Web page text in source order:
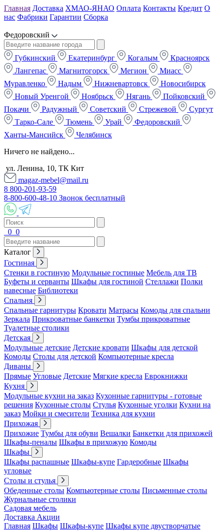
Главная Доставка ХМАО-ЯНАО Оплата Контакты Кредит О
нас Фабрики Гарантии Сборка
Федоровский
Губкинский Екатеринбург Когалым
Красноярск
Лангепас
Магнитогорск Мегион
Миасс
Муравленко
Надым Нижневартовск
Новосибирск
Новый Уренгой
Ноябрьск Нягань
Пойковский
Покачи
Радужный Советский Стрежевой
Сургут
Тарко-Сале
Тюмень Урай
Федоровский
Ханты-Мансийск
Челябинск
Ничего не найдено...
ул. Ленина, 10, ТК Кит
magaz-mebel@mail.ru
8 800-201-93-59
8-800-600-48-10 Звонок бесплатный
0 0
Каталог
Гостиная
Стенки в гостиную Модульные гостиные Мебель для ТВ
Буфеты и серванты Шкафы для гостиной Стеллажи Полки
навесные Библиотеки
Спальня
Спальные гарнитуры Кровати Матрасы Комоды для спальни
Зеркала Прикроватные банкетки Тумбы прикроватные
Туалетные столики
Детская
Модульные детские Детские кровати Шкафы для детской
Комоды Столы для детской Компьютерные кресла
Диваны
Прямые Угловые Детские Мягкие кресла Еврокнижки
Кухня
Модульные кухни на заказ Кухонные гарнитуры - готовые
решения Кухонные столы Стулья Кухонные уголки Кухни на
заказ Мойки и смесители Техника для кухни
Прихожая
Прихожие Тумбы для обуви Вешалки Банкетки для прихожей
Шкафы-пеналы Шкафы в прихожую Комоды
Шкафы
Шкафы распашные Шкафы-купе Гардеробные Шкафы
угловые
Столы и стулья
Обеденные столы Компьютерные столы Письменные столы
Журнальные столики
Садовая мебель
Доставка Акции
Главная Шкафы Шкафы-купе Шкафы купе двустворчатые